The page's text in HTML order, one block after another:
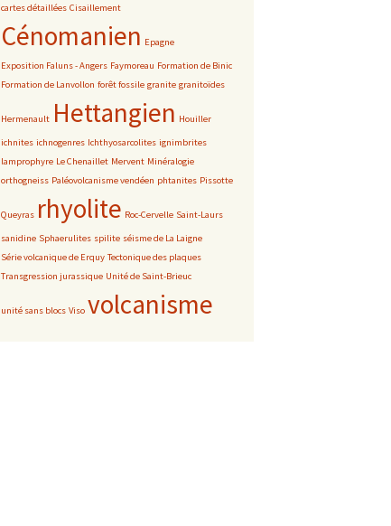
cartes détaillées Cisaillement
Cénomanien Epagne
Exposition Faluns - Angers Faymoreau Formation de Binic
Formation de Lanvollon forêt fossile granite granitoïdes
Hermenault Hettangien Houiller
ichnites ichnogenres Ichthyosarcolites ignimbrites
lamprophyre Le Chenaillet Mervent Minéralogie
orthogneiss Paléovolcanisme vendéen phtanites Pissotte
Queyras rhyolite Roc-Cervelle Saint-Laurs
sanidine Sphaerulites spilite séisme de La Laigne
Série volcanique de Erquy Tectonique des plaques
Transgression jurassique Unité de Saint-Brieuc
unité sans blocs Viso volcanisme